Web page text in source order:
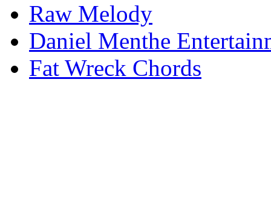
Raw Melody
Daniel Menthe
Fat Wreck Chords